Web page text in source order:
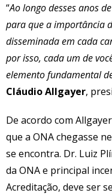
“Ao longo desses anos
para que a importância
disseminada em cada
por isso, cada um de
elemento fundamental
Cláudio Allgayer,
De acordo com
que a ONA chegasse
se encontra. Dr. Luiz
da ONA e principal
Acreditação, deve ser